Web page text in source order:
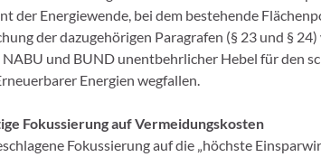
der Energiewende, bei dem bestehende
der dazugehörigen Paragrafen (§ 23 und §
NABU und BUND unentbehrlicher Hebel für den
Energien wegfallen.
Fokussierung auf Vermeidungskosten
Fokussierung auf die „höchste